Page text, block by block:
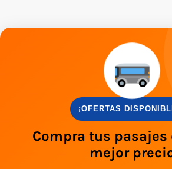
¡OFERTAS
Compra tus pasajes
mejor